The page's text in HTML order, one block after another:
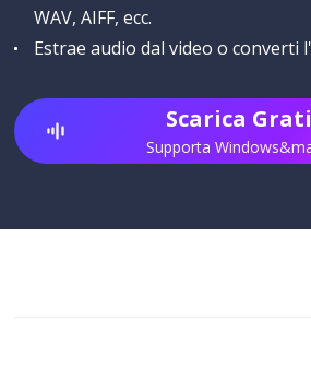
WAV, AIFF, ecc.
Estrae audio dal video o converti
Scarica
Supporta